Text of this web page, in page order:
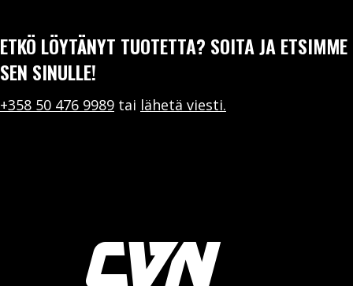
ETKÖ LÖYTÄNYT TUOTETTA? SOITA JA ETSIMME
SEN SINULLE!
+358 50 476 9989 tai lähetä viesti.